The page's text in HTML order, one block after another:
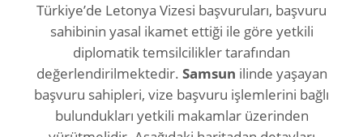
Türkiye’de Letonya Vizesi başvuruları, başvuru
sahibinin yasal ikamet ettiği ile göre yetkili
diplomatik temsilcilikler tarafından
değerlendirilmektedir. Samsun ilinde yaşayan
başvuru sahipleri, vize başvuru işlemlerini bağlı
bulundukları yetkili makamlar üzerinden